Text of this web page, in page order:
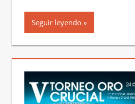
Seguir leyendo